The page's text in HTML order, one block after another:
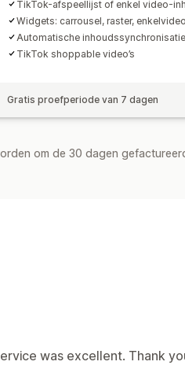
TikTok-afspeellijst of enkel video-
Widgets: carrousel, raster, enkelvideo
Automatische inhoudssynchronisatie
TikTok shoppable video’s
Gratis proefperiode van 7 dagen
om de 30 dagen
was excellent. Thank